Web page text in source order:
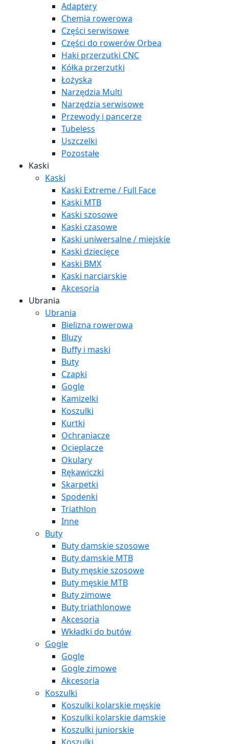
Adaptery
Chemia rowerowa
Części serwisowe
Części do rowerów Orbea
Haki przerzutki CNC
Kółka przerzutki
Łożyska
Narzędzia Multi
Narzędzia serwisowe
Przewody i pancerze
Tubeless
Uszczelki
Pozostałe
Kaski
Kaski
Kaski Extreme / Full Face
Kaski MTB
Kaski szosowe
Kaski czasowe
Kaski uniwersalne / miejskie
Kaski dziecięce
Kaski BMX
Kaski narciarskie
Akcesoria
Ubrania
Ubrania
Bielizna rowerowa
Bluzy
Buffy i maski
Buty
Czapki
Gogle
Kamizelki
Koszulki
Kurtki
Ochraniacze
Ocieplacze
Okulary
Rękawiczki
Skarpetki
Spodenki
Triathlon
Inne
Buty
Buty damskie szosowe
Buty damskie MTB
Buty męskie szosowe
Buty męskie MTB
Buty zimowe
Buty triathlonowe
Akcesoria
Wkładki do butów
Gogle
Gogle
Gogle zimowe
Akcesoria
Koszulki
Koszulki kolarskie męskie
Koszulki kolarskie damskie
Koszulki juniorskie